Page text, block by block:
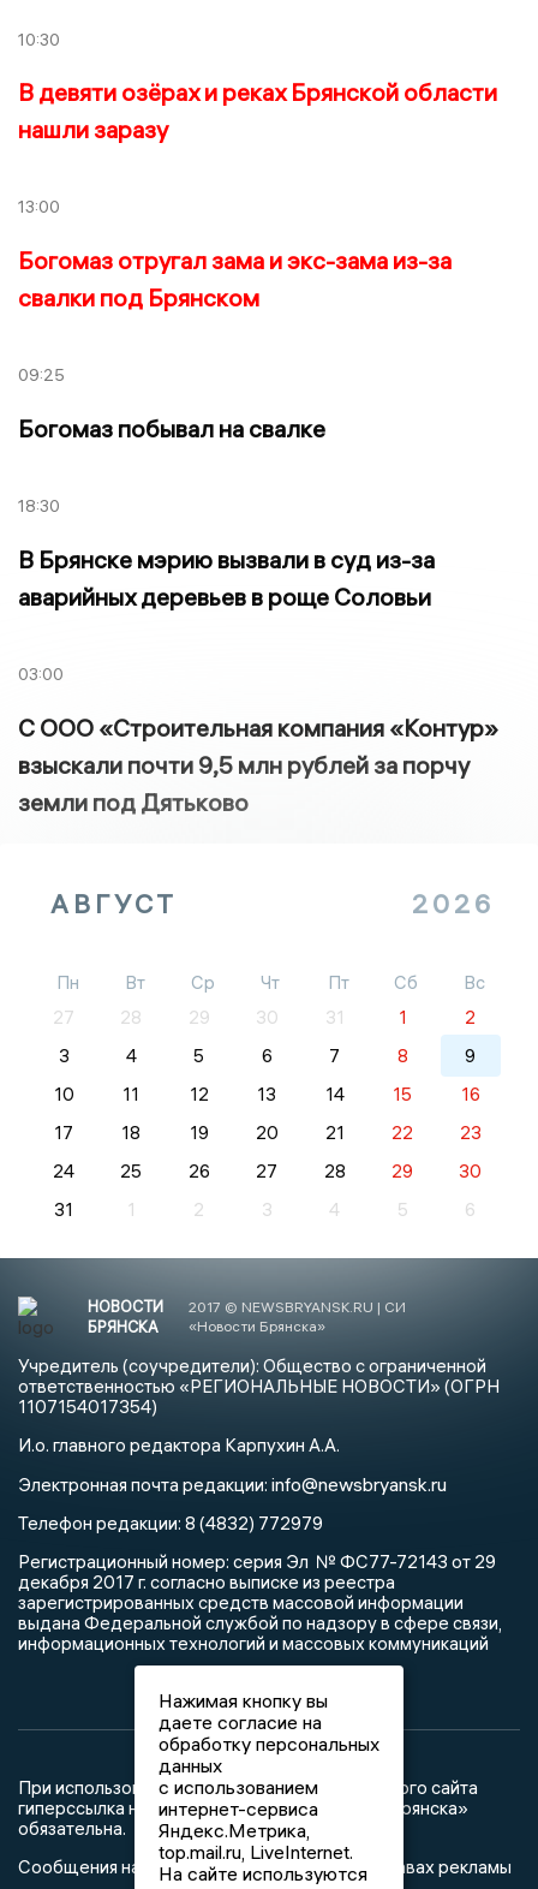
10:30
В девяти озёрах и реках Брянской области
нашли заразу
13:00
Богомаз отругал зама и экс-зама из-за
свалки под Брянском
09:25
Богомаз побывал на свалке
18:30
В Брянске мэрию вызвали в суд из-за
аварийных деревьев в роще Соловьи
03:00
С ООО «Строительная компания «Контур»
взыскали почти 9,5 млн рублей за порчу
земли под Дятьково
АВГУСТ 2026
Пн Вт Ср Чт Пт Сб
Вс
27
28 29 30 31 1
2
3
4 5 6 7 8
9
10
11 12 13 14 15
16
17
18 19 20 21 22
23
24
25 26 27 28 29
30
31
1 2 3 4 5 6
НОВОСТИ
БРЯНСКА
2017 © NEWSBRYANSK.RU | СИ
«Новости Брянска»
Учредитель (соучредители): Общество с ограниченной
ответственностью «РЕГИОНАЛЬНЫЕ НОВОСТИ» (ОГРН
1107154017354)
И.о. главного редактора Карпухин А.А.
Электронная почта редакции: info@newsbryansk.ru
Телефон редакции: 8 (4832) 772979
Регистрационный номер: серия Эл № ФС77-72143 от 29
декабря 2017 г. согласно выписке из реестра
зарегистрированных средств массовой информации
выдана Федеральной службой по надзору в сфере связи,
информационных технологий и массовых коммуникаций
При использовании любого материала с данного сайта
гиперссылка на Сетевое издание «Новости Брянска»
обязательна.
Сообщения на сером фоне размещены на правах рекламы
Нажимая кнопку вы
даете согласие на
обработку персональных
данных
с использованием
интернет-сервиса
Яндекс.Метрика,
top.mail.ru, LiveInternet.
На сайте используются